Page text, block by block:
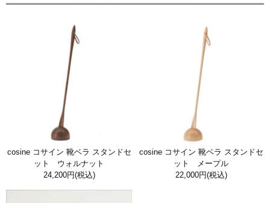
cosine コサイン 靴ベラ スタンドセ
ット ウォルナット
24,200円(税込)
cosine コサイン 靴ベラ スタンドセ
ット メープル
22,000円(税込)